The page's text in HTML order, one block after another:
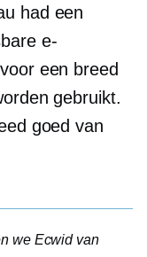
had een
e-
een breed
gebruikt.
goed van
we Ecwid van